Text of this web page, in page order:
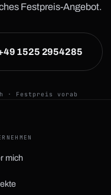
Festpreis-Angebot.
1525 2954285
· Festpreis vorab
mich